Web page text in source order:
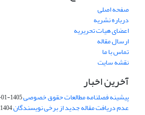
صفحه اصلی
درباره نشریه
اعضای هیات تحریریه
ارسال مقاله
تماس با ما
نقشه سایت
آخرین اخبار
پیشینه فصلنامه مطالعات حقوق خصوصی1405-01-01
عدم دریافت مقاله جدید از برخی نویسندگان1404-03-20